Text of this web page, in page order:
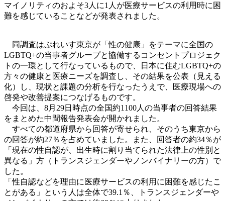
マイノリティのおよそ3人に1人が医療サービスの利用時に困
難を感じていることなどが発表されました。
同調査はぷれいす東京が「性の健康」をテーマに全国の
LGBTQ+の当事者グループと協働するコンセントプロジェク
トの一環として行なっているもので、日本に住むLGBTQ+の
方々の健康と医療ニーズを調査し、その結果を公表（見える
化）し、現状と課題の分析を行なったうえで、医療現場への
啓発や改善提案につなげるものです。
今回は、8月29日時点の全国約1100人の当事者の回答結果
をまとめた中間報告発表会が開かれました。
すべての都道府県から回答が寄せられ、そのうち東京から
の回答が約27％を占めていました。また、回答者の約34％が
「現在の性自認が、出生時に割り当てられた法律上の性別と
異なる」方（トランスジェンダーやノンバイナリーの方）で
した。
「性自認などを理由に医療サービスの利用に困難を感じたこ
とがある」という人は全体で39.1％、トランスジェンダーや